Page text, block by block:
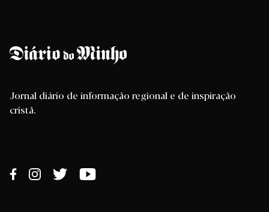
Jornal diário de informação regional e de inspiração
cristã.